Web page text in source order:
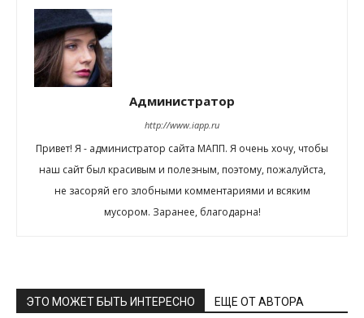
Администратор
http://www.iapp.ru
Привет! Я - администратор сайта МАПП. Я очень хочу, чтобы
наш сайт был красивым и полезным, поэтому, пожалуйста,
не засоряй его злобными комментариями и всяким
мусором. Заранее, благодарна!
ЭТО МОЖЕТ БЫТЬ ИНТЕРЕСНО ЕЩЕ ОТ АВТОРА